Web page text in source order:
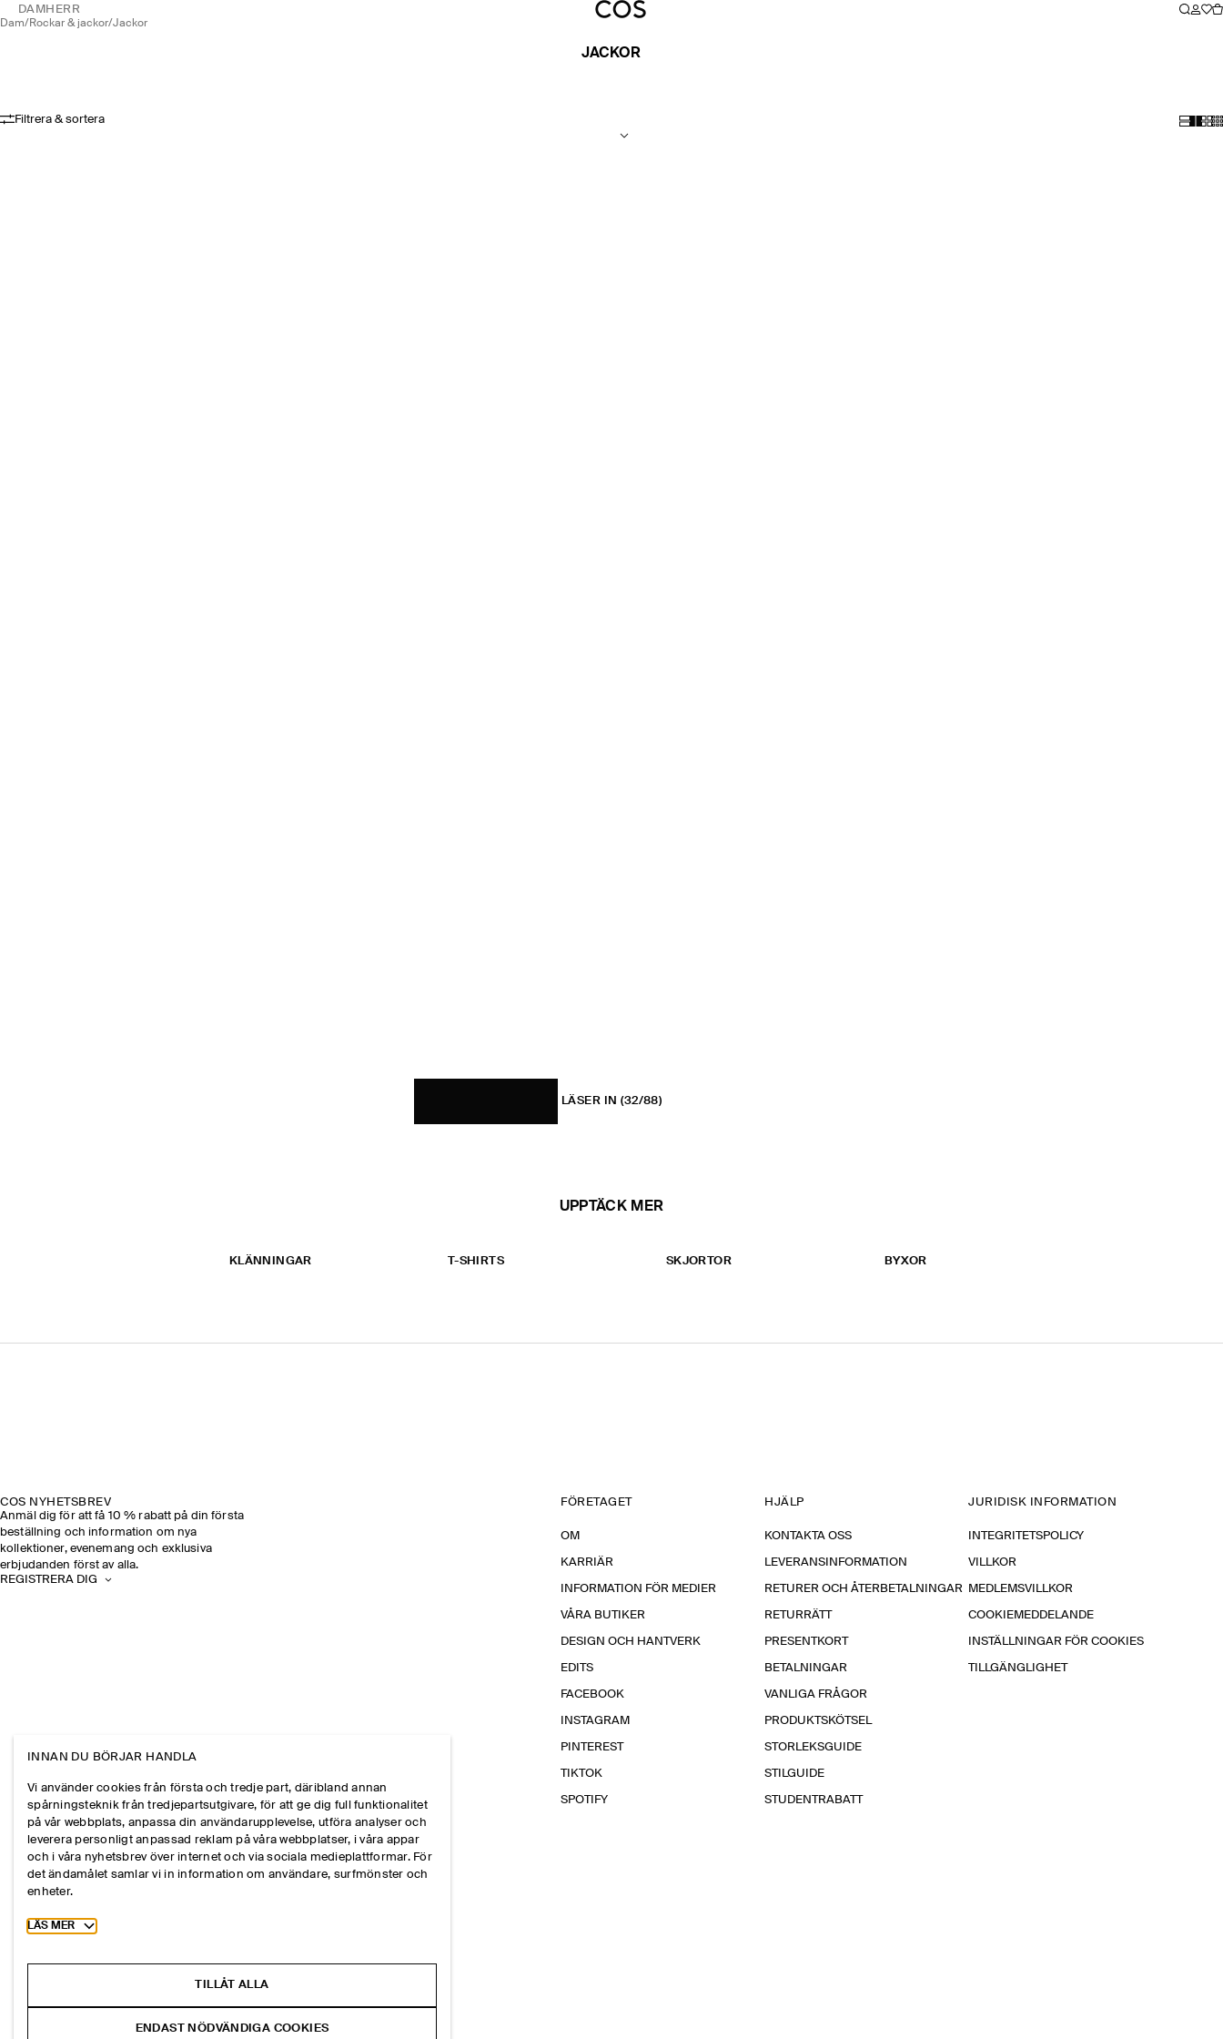
DAM HERR
dam/ rockar & jackor/ jackor
JACKOR
Filtrera & sortera
LÄSER IN (32/88)
UPPTÄCK MER
KLÄNNINGAR T-SHIRTS SKJORTOR BYXOR
COS NYHETSBREV
Anmäl dig för att få 10 % rabatt på din första
beställning och information om nya
kollektioner, evenemang och exklusiva
erbjudanden först av alla.
REGISTRERA DIG
FÖRETAGET
OM
KARRIÄR
INFORMATION FÖR MEDIER
VÅRA BUTIKER
DESIGN OCH HANTVERK
EDITS
FACEBOOK
INSTAGRAM
PINTEREST
TIKTOK
SPOTIFY
HJÄLP
KONTAKTA OSS
LEVERANSINFORMATION
RETURER OCH ÅTERBETALNINGAR
RETURRÄTT
PRESENTKORT
BETALNINGAR
VANLIGA FRÅGOR
PRODUKTSKÖTSEL
STORLEKSGUIDE
STILGUIDE
STUDENTRABATT
JURIDISK INFORMATION
INTEGRITETSPOLICY
VILLKOR
MEDLEMSVILLKOR
COOKIEMEDDELANDE
INSTÄLLNINGAR FÖR COOKIES
TILLGÄNGLIGHET
INNAN DU BÖRJAR HANDLA
Vi använder cookies från första och tredje part, däribland annan
spårningsteknik från tredjepartsutgivare, för att ge dig full funktionalitet
på vår webbplats, anpassa din användarupplevelse, utföra analyser och
leverera personligt anpassad reklam på våra webbplatser, i våra appar
och i våra nyhetsbrev över internet och via sociala medieplattformar. För
det ändamålet samlar vi in information om användare, surfmönster och
enheter.
Toggle more cookie information
LÄS MER
TILLÅT ALLA
ENDAST NÖDVÄNDIGA COOKIES